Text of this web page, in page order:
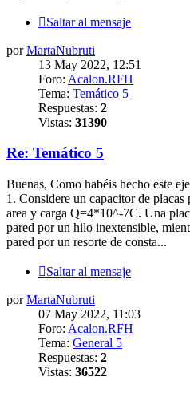
Saltar al mensaje
porMartaNubruti
13 May 2022, 12:51
Foro: Acalon.RFH
Tema: Temático 5
Respuestas: 2
Vistas: 31390
Re: Temático 5
Buenas, Como habéis hecho este
1. Considere un capacitor de
area y carga Q=4*10^-7C. Una
pared por un hilo inextensible,
pared por un resorte de consta...
Saltar al mensaje
porMartaNubruti
07 May 2022, 11:03
Foro: Acalon.RFH
Tema: General 5
Respuestas: 2
Vistas: 36522